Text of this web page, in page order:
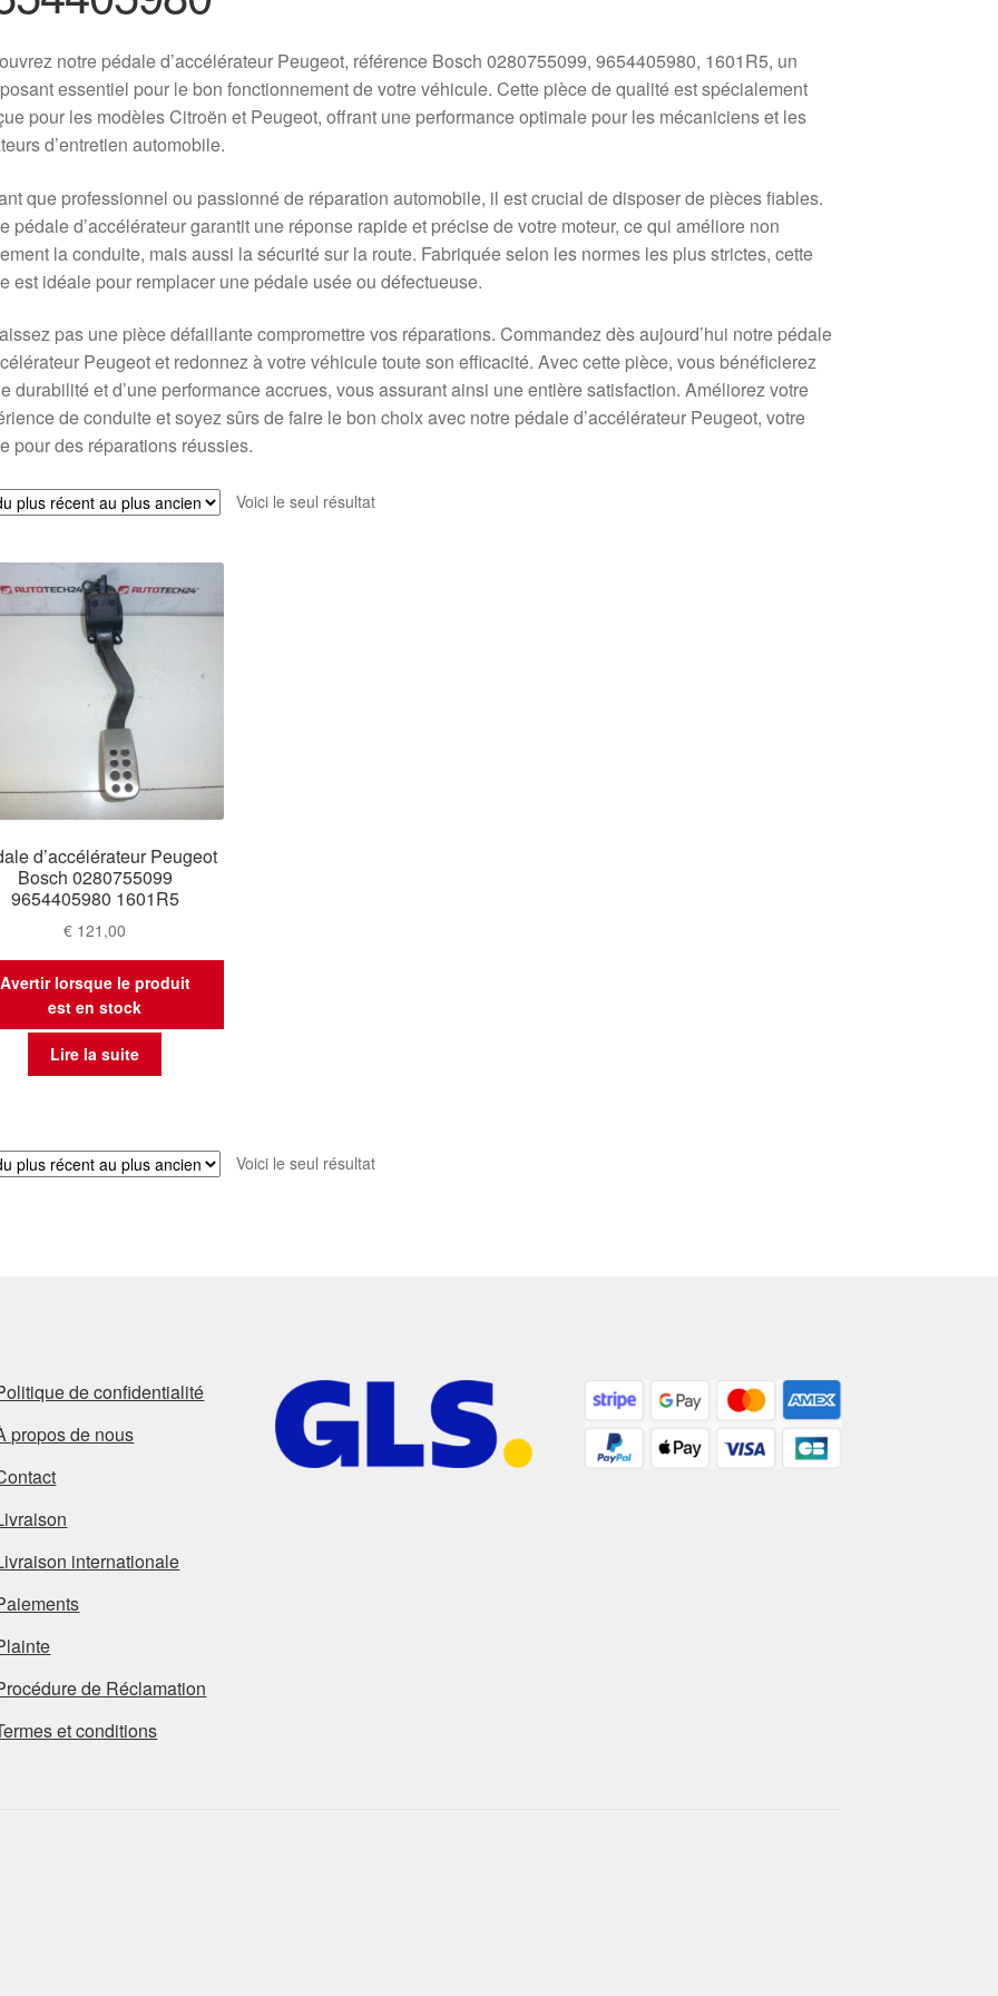
notre pédale d’accélérateur Peugeot, référence Bosch 0280755099, 9654405980, 1601R5, un
essentiel pour le bon fonctionnement de votre véhicule. Cette pièce de qualité est spécialement
pour les modèles Citroën et Peugeot, offrant une performance optimale pour les mécaniciens et les
d’entretien automobile.
que professionnel ou passionné de réparation automobile, il est crucial de disposer de pièces fiables.
pédale d’accélérateur garantit une réponse rapide et précise de votre moteur, ce qui améliore non
la conduite, mais aussi la sécurité sur la route. Fabriquée selon les normes les plus strictes, cette
est idéale pour remplacer une pédale usée ou défectueuse.
pas une pièce défaillante compromettre vos réparations. Commandez dès aujourd’hui notre pédale
Peugeot et redonnez à votre véhicule toute son efficacité. Avec cette pièce, vous bénéficierez
durabilité et d’une performance accrues, vous assurant ainsi une entière satisfaction. Améliorez votre
de conduite et soyez sûrs de faire le bon choix avec notre pédale d’accélérateur Peugeot, votre
pour des réparations réussies.
Voici le seul résultat
d’accélérateur Peugeot
Bosch 0280755099
9654405980 1601R5
€ 121,00
Avertir lorsque le produit
est en stock
Lire la suite
Voici le seul résultat
de confidentialité
propos de nous
internationale
de Réclamation
et conditions